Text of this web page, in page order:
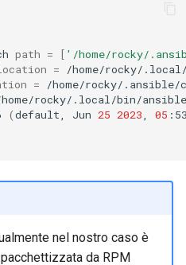
path = [ '/home/rocky/
=
=
(default, Jun 25 2023 05
nel nostro caso è
da RPM